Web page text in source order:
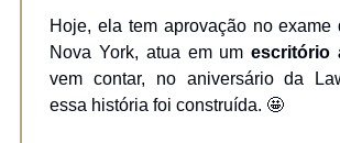
Hoje, ela tem aprovação no exame
Nova York, atua em umescritório
vem contar, no aniversário da
essa história foi construída. 🤩